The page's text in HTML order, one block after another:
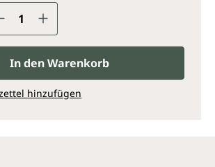
Anzahl: Gib den
In den Warenkorb
hinzufügen